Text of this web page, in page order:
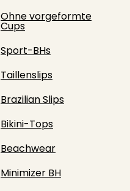
Ohne vorgeformte
Cups
Sport-BHs
Taillenslips
Brazilian Slips
Bikini-Tops
Beachwear
Minimizer BH